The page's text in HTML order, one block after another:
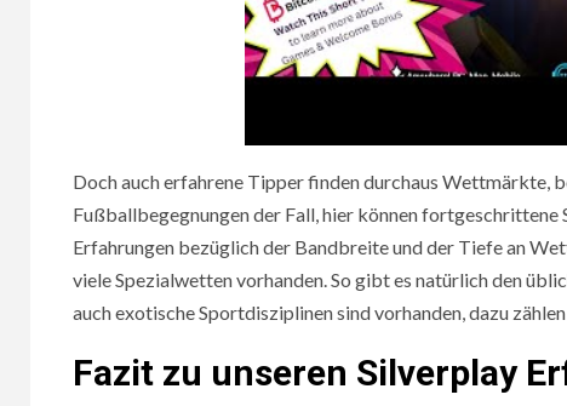
Doch auch erfahrene Tipper finden durchaus Wettmärkte,
Fußballbegegnungen der Fall, hier können
Erfahrungen bezüglich der Bandbreite und der Tiefe an
viele Spezialwetten vorhanden. So gibt es natürlich den
auch exotische Sportdisziplinen sind vorhanden, dazu
Fazit zu unseren Silverplay